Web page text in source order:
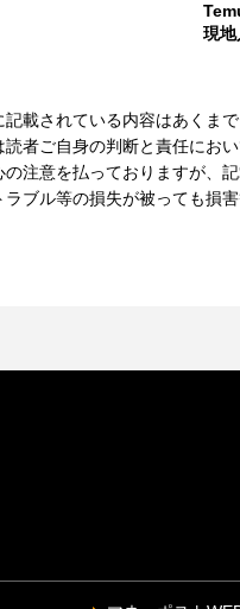
現地
記載されている内容はあくま
読者ご自身の判断と責任にお
の注意を払っておりますが、
ラブル等の損失が被っても損